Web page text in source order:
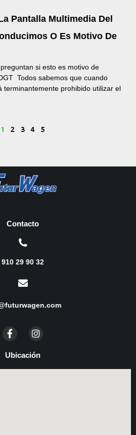
Pantalla Multimedia Del
O Es Motivo De
si esto es motivo de
Todos sabemos que cuando
terminantemente prohibido utilizar el
1 2 3 4 5
Contacto
910 29 90 32
Ubicación